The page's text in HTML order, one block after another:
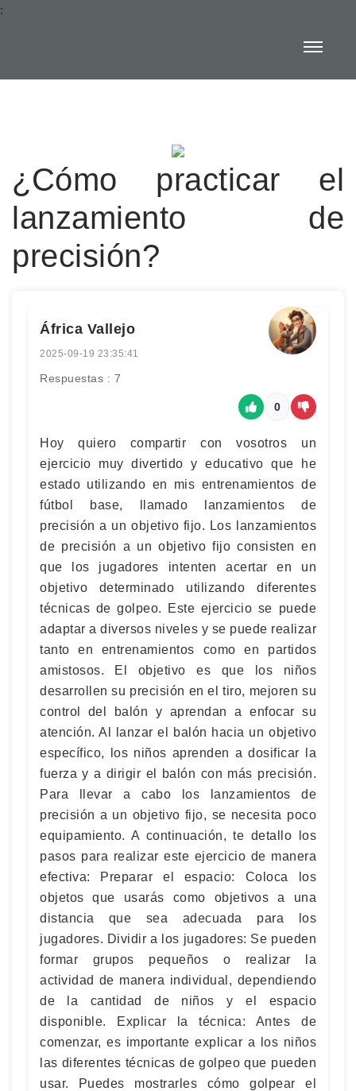
:
¿Cómo practicar el
lanzamiento de
precisión?
África Vallejo
2025-09-19 23:35:41
Respuestas : 7
0
Hoy quiero compartir con vosotros un
ejercicio muy divertido y educativo que he
estado utilizando en mis entrenamientos de
fútbol base, llamado lanzamientos de
precisión a un objetivo fijo. Los lanzamientos
de precisión a un objetivo fijo consisten en
que los jugadores intenten acertar en un
objetivo determinado utilizando diferentes
técnicas de golpeo. Este ejercicio se puede
adaptar a diversos niveles y se puede realizar
tanto en entrenamientos como en partidos
amistosos. El objetivo es que los niños
desarrollen su precisión en el tiro, mejoren su
control del balón y aprendan a enfocar su
atención. Al lanzar el balón hacia un objetivo
específico, los niños aprenden a dosificar la
fuerza y a dirigir el balón con más precisión.
Para llevar a cabo los lanzamientos de
precisión a un objetivo fijo, se necesita poco
equipamiento. A continuación, te detallo los
pasos para realizar este ejercicio de manera
efectiva: Preparar el espacio: Coloca los
objetos que usarás como objetivos a una
distancia que sea adecuada para los
jugadores. Dividir a los jugadores: Se pueden
formar grupos pequeños o realizar la
actividad de manera individual, dependiendo
de la cantidad de niños y el espacio
disponible. Explicar la técnica: Antes de
comenzar, es importante explicar a los niños
las diferentes técnicas de golpeo que pueden
usar. Puedes mostrarles cómo golpear el